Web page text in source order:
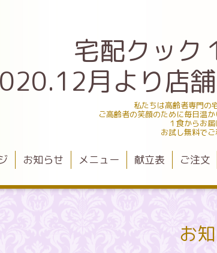
宅配クック
月より店
私たちは高齢者専門の
ご高齢者の笑顔のために毎日温
１食からお届
お試し無料でご
お知らせ メニュー 献立表 ご注文
お